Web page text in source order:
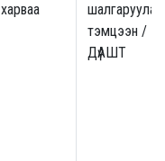
харваа
шалгаруулах
тэмцээн /
ДүАШТ